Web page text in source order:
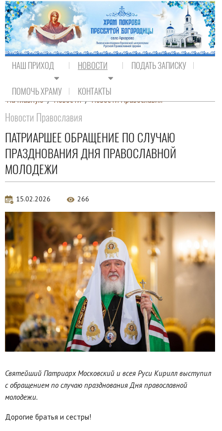
НАШ ПРИХОД НОВОСТИ ПОДАТЬ ЗАПИСКУ
ПОМОЧЬ ХРАМУ КОНТАКТЫ
На главную / Новости / Новости Православия
Новости Православия
ПАТРИАРШЕЕ ОБРАЩЕНИЕ ПО СЛУЧАЮ
ПРАЗДНОВАНИЯ ДНЯ ПРАВОСЛАВНОЙ
МОЛОДЕЖИ
15.02.2026 266
Святейший Патриарх Московский и всея Руси Кирилл выступил
с обращением по случаю празднования Дня православной
молодежи.
Дорогие братья и сестры!